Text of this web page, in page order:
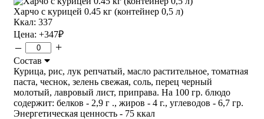
Харчо с курицей 0.45 кг (контейнер 0,5 л)
Ккал: 337
Цена: +347₽
– +
Состав
Курица, рис, лук репчатый, масло растительное, томатная
паста, чеснок, зелень свежая, соль, перец черный
молотый, лавровый лист, приправа. На 100 гр. блюдо
содержит: белков - 2,9 г ., жиров - 4 г., углеводов - 6,7 гр.
Энергетическая ценность - 75 ккал